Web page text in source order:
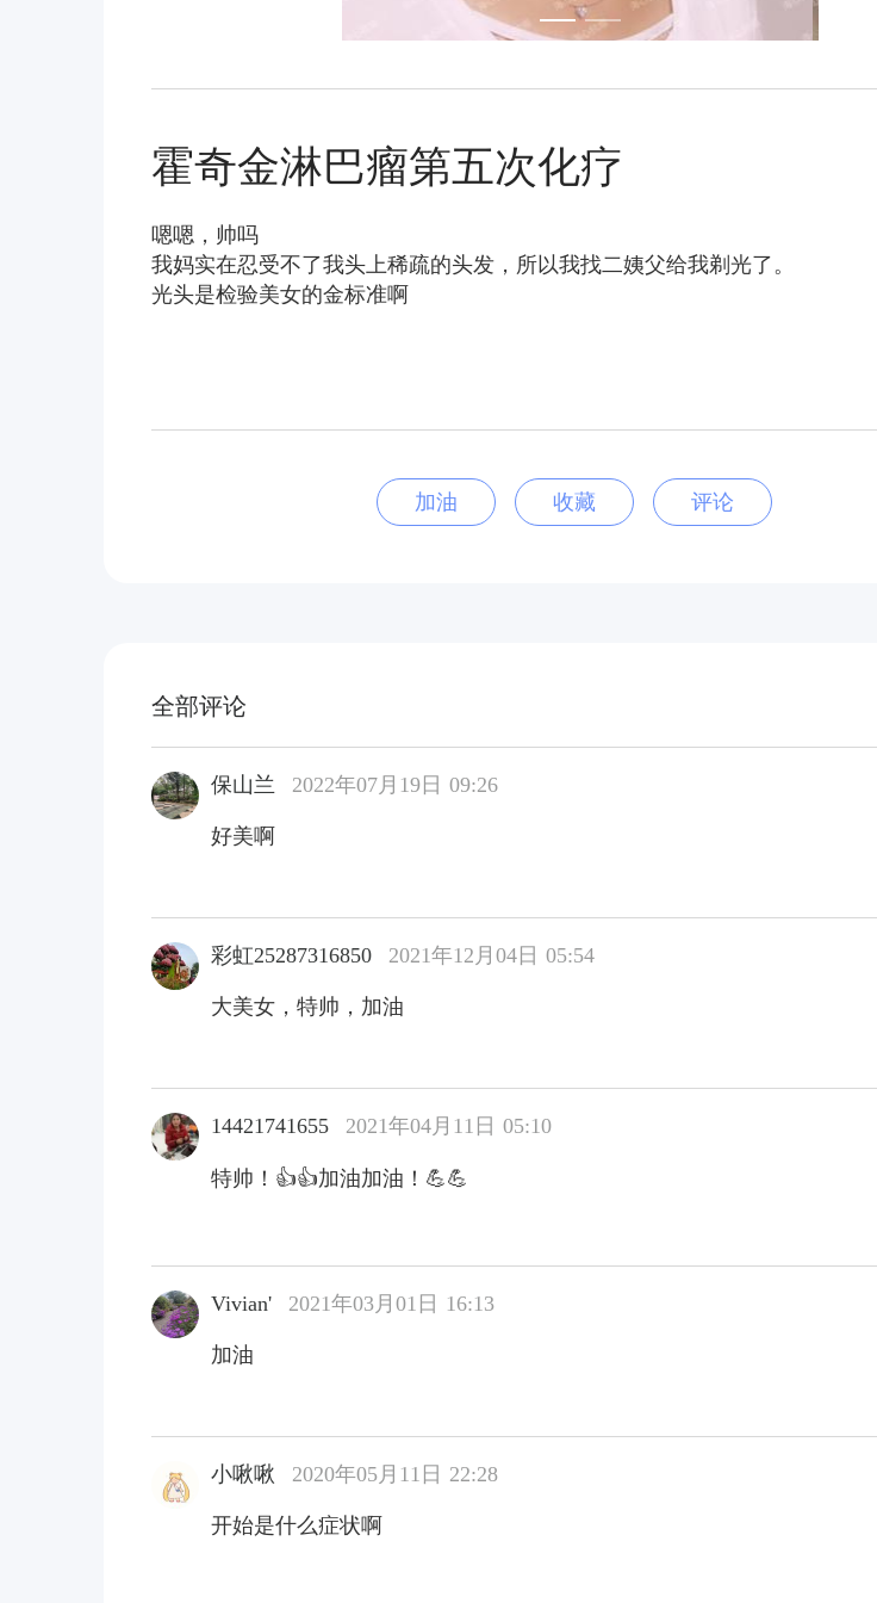
霍奇金淋巴瘤第五次化疗
嗯嗯，帅吗
我妈实在忍受不了我头上稀疏的头发，所以我找二姨父给我剃光了。
光头是检验美女的金标准啊
加油 收藏 评论
全部评论
保山兰 2022年07月19日 09:26
好美啊
彩虹25287316850 2021年12月04日 05:54
大美女，特帅，加油
14421741655 2021年04月11日 05:10
特帅！👍👍加油加油！💪💪
Vivian' 2021年03月01日 16:13
加油
小啾啾 2020年05月11日 22:28
开始是什么症状啊